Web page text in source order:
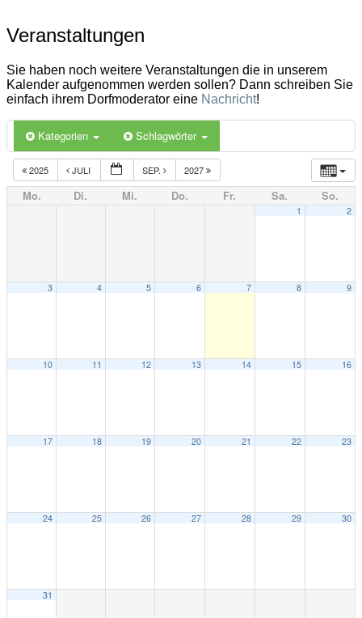
Veranstaltungen
Veranstaltungen
Sie haben noch weitere Veranstaltungen die in unserem
Kalender aufgenommen werden sollen? Dann schreiben Sie
einfach ihrem Dorfmoderator eine Nachricht!
Kategorien Schlagwörter
2025 JULI SEP. 2027
Mo. Di. Mi. Do. Fr. Sa. So.
1 2
3 4 5 6 7 8 9
10 11 12 13 14 15 16
17 18 19 20 21 22 23
24 25 26 27 28 29 30
31